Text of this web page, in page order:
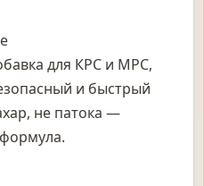
для КРС и МРС,
и быстрый
не патока —